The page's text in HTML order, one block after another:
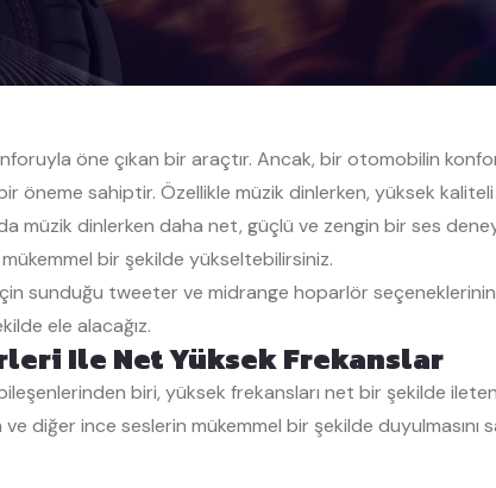
öne çıkan bir araçtır. Ancak, bir otomobilin
öneme sahiptir. Özellikle müzik dinlerken, yüksek
müzik dinlerken daha net, güçlü ve zengin bir ses
bir şekilde yükseltebilirsiniz.
için sunduğu tweeter ve midrange hoparlör
ele alacağız.
Ile Net Yüksek Frekanslar
biri, yüksek frekansları net bir şekilde
diğer ince seslerin mükemmel bir şekilde